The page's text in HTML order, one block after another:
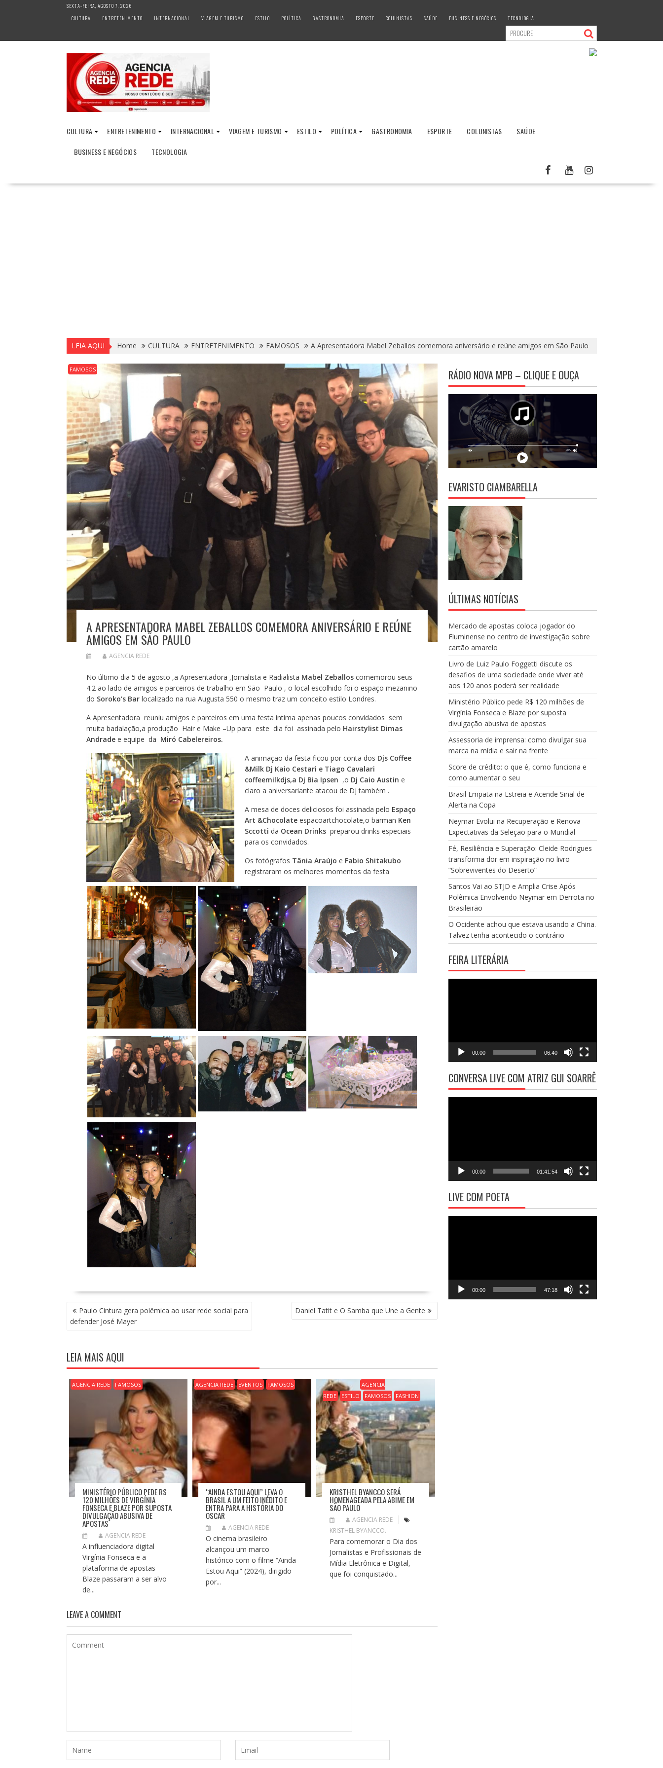
SEXTA-FEIRA, AGOSTO 7, 2026
CULTURA
ENTRETENIMENTO INTERNACIONAL VIAGEM E TURISMO ESTILO POLÍTICA GASTRONOMIA ESPORTE COLUNISTAS SAÚDE BUSINESS E NEGÓCIOS TECNOLOGIA
CULTURA ENTRETENIMENTO INTERNACIONAL VIAGEM E TURISMO ESTILO POLÍTICA GASTRONOMIA ESPORTE COLUNISTAS
SAÚDE
BUSINESS E NEGÓCIOS
TECNOLOGIA
LEIA AQUI Home CULTURA ENTRETENIMENTO FAMOSOS A Apresentadora Mabel Zeballos comemora aniversário e reúne amigos em São Paulo
FAMOSOS
A APRESENTADORA MABEL ZEBALLOS COMEMORA ANIVERSÁRIO E REÚNE
AMIGOS EM SÃO PAULO
AGENCIA REDE
No último dia 5 de agosto ,a Apresentadora ,Jornalista e Radialista Mabel Zeballoscomemorou seus
4.2 ao lado de amigos e parceiros de trabalho em São Paulo , o local escolhido foi o espaço mezanino
do Soroko’s Barlocalizado na rua Augusta 550 o mesmo traz um conceito estilo Londres.
A Apresentadora reuniu amigos e parceiros em uma festa intima apenas poucos convidados sem
muita badalação,a produção Hair e Make –Up para este dia foi assinada pelo Hairstylist Dimas
Andradee equipe da Miró Cabelereiros.
A animação da festa ficou por conta dos Djs Coffee
&Milk Dj Kaio Cestari e Tiago Cavalari
coffeemilkdjs,a Dj Bia Ipsen ,o Dj Caio Austin e
claro a aniversariante atacou de Dj também .
A mesa de doces deliciosos foi assinada pelo Espaço
Art &Chocolateespacoartchocolate,o barman Ken
Sccotti da Ocean Drinks preparou drinks especiais
para os convidados.
Os fotógrafos Tânia Araújo e Fabio Shitakubo
registraram os melhores momentos da festa
N
A
V
G
A
Ç
Ã
O
O
S
T
Paulo Cintura gera polêmica ao usar rede social para
defender José Mayer
Daniel Tatit e O Samba que Une a Gente
LEIA MAIS AQUI
AGENCIA REDE FAMOSOS
MINISTÉRIO PÚBLICO PEDE R$
120 MILHÕES DE VIRGÍNIA
FONSECA E BLAZE POR SUPOSTA
DIVULGAÇÃO ABUSIVA DE
APOSTAS
AGENCIA REDE
A influenciadora digital
Virgínia Fonseca e a
plataforma de apostas
Blaze passaram a ser alvo
de...
AGENCIA REDE EVENTOS FAMOSOS
“AINDA ESTOU AQUI” LEVA O
BRASIL A UM FEITO INÉDITO E
ENTRA PARA A HISTÓRIA DO
OSCAR
AGENCIA REDE
O cinema brasileiro
alcançou um marco
histórico com o filme “Ainda
Estou Aqui” (2024), dirigido
por...
AGENCIA
REDE
ESTILO FAMOSOS FASHION
KRISTHEL BYANCCO SERÁ
HOMENAGEADA PELA ABIME EM
SÃO PAULO
AGENCIA REDE
KRISTHEL BYANCCO.
Para comemorar o Dia dos
Jornalistas e Profissionais de
Mídia Eletrônica e Digital,
que foi conquistado...
LEAVE A COMMENT
RÁDIO NOVA MPB – CLIQUE E OUÇA
EVARISTO CIAMBARELLA
ÚLTIMAS NOTÍCIAS
Mercado de apostas coloca jogador do
Fluminense no centro de investigação sobre
cartão amarelo
Livro de Luiz Paulo Foggetti discute os
desafios de uma sociedade onde viver até
aos 120 anos poderá ser realidade
Ministério Público pede R$ 120 milhões de
Virgínia Fonseca e Blaze por suposta
divulgação abusiva de apostas
Assessoria de imprensa: como divulgar sua
marca na mídia e sair na frente
Score de crédito: o que é, como funciona e
como aumentar o seu
Brasil Empata na Estreia e Acende Sinal de
Alerta na Copa
Neymar Evolui na Recuperação e Renova
Expectativas da Seleção para o Mundial
Fé, Resiliência e Superação: Cleide Rodrigues
transforma dor em inspiração no livro
“Sobreviventes do Deserto”
Santos Vai ao STJD e Amplia Crise Após
Polêmica Envolvendo Neymar em Derrota no
Brasileirão
O Ocidente achou que estava usando a China.
Talvez tenha acontecido o contrário
FEIRA LITERÁRIA
00:00 06:40
CONVERSA LIVE COM ATRIZ GUI SOARRÊ
00:00 01:41:54
LIVE COM POETA
00:00 47:18